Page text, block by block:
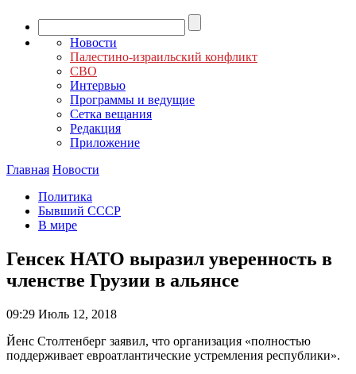
Новости
Палестино-израильский конфликт
СВО
Интервью
Программы и ведущие
Сетка вещания
Редакция
Приложение
Главная Новости
Политика
Бывший СССР
В мире
Генсек НАТО выразил уверенность в
членстве Грузии в альянсе
09:29 Июль 12, 2018
Йенс Столтенберг заявил, что организация «полностью
поддерживает евроатлантические устремления республики».